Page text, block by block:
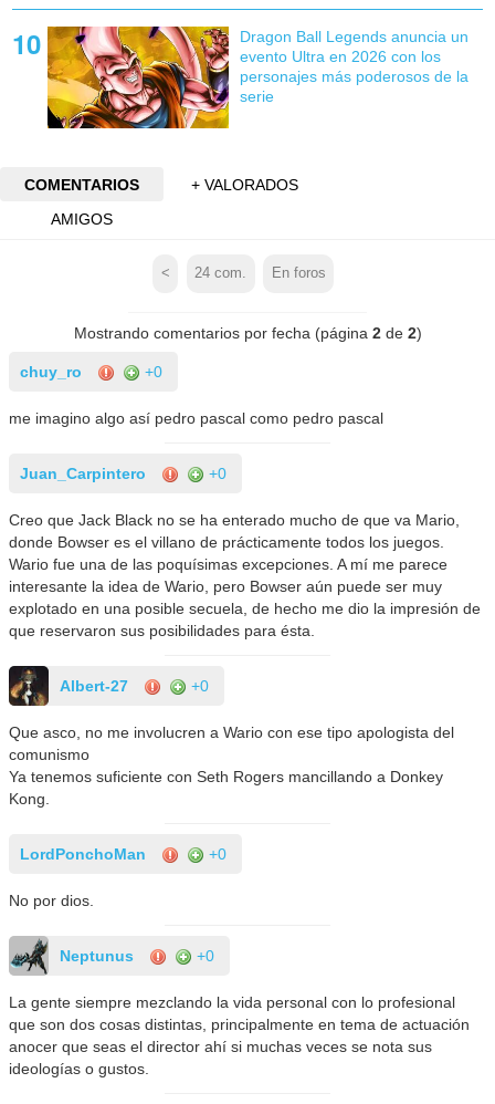
Dragon Ball Legends anuncia un
evento Ultra en 2026 con los
personajes más poderosos de la
serie
COMENTARIOS
+ VALORADOS
AMIGOS
< 24 com. En foros
Mostrando comentarios por fecha (página 2de 2)
chuy_ro +0
me imagino algo así pedro pascal como pedro pascal
Juan_Carpintero +0
Creo que Jack Black no se ha enterado mucho de que va Mario,
donde Bowser es el villano de prácticamente todos los juegos.
Wario fue una de las poquísimas excepciones. A mí me parece
interesante la idea de Wario, pero Bowser aún puede ser muy
explotado en una posible secuela, de hecho me dio la impresión de
que reservaron sus posibilidades para ésta.
Albert-27 +0
Que asco, no me involucren a Wario con ese tipo apologista del
comunismo
Ya tenemos suficiente con Seth Rogers mancillando a Donkey
Kong.
LordPonchoMan +0
No por dios.
Neptunus +0
La gente siempre mezclando la vida personal con lo profesional
que son dos cosas distintas, principalmente en tema de actuación
anocer que seas el director ahí si muchas veces se nota sus
ideologías o gustos.